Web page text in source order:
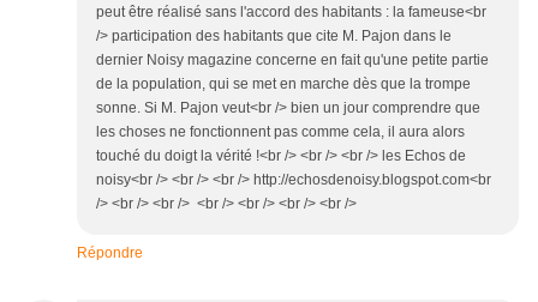
peut être réalisé sans l'accord des habitants : la fameuse<br
/> participation des habitants que cite M. Pajon dans le
dernier Noisy magazine concerne en fait qu'une petite partie
de la population, qui se met en marche dès que la trompe
sonne. Si M. Pajon veut<br /> bien un jour comprendre que
les choses ne fonctionnent pas comme cela, il aura alors
touché du doigt la vérité !<br /> <br /> <br /> les Echos de
noisy<br /> <br /> <br /> http://echosdenoisy.blogspot.com<br
/> <br /> <br /> <br /> <br /> <br /> <br />
Répondre